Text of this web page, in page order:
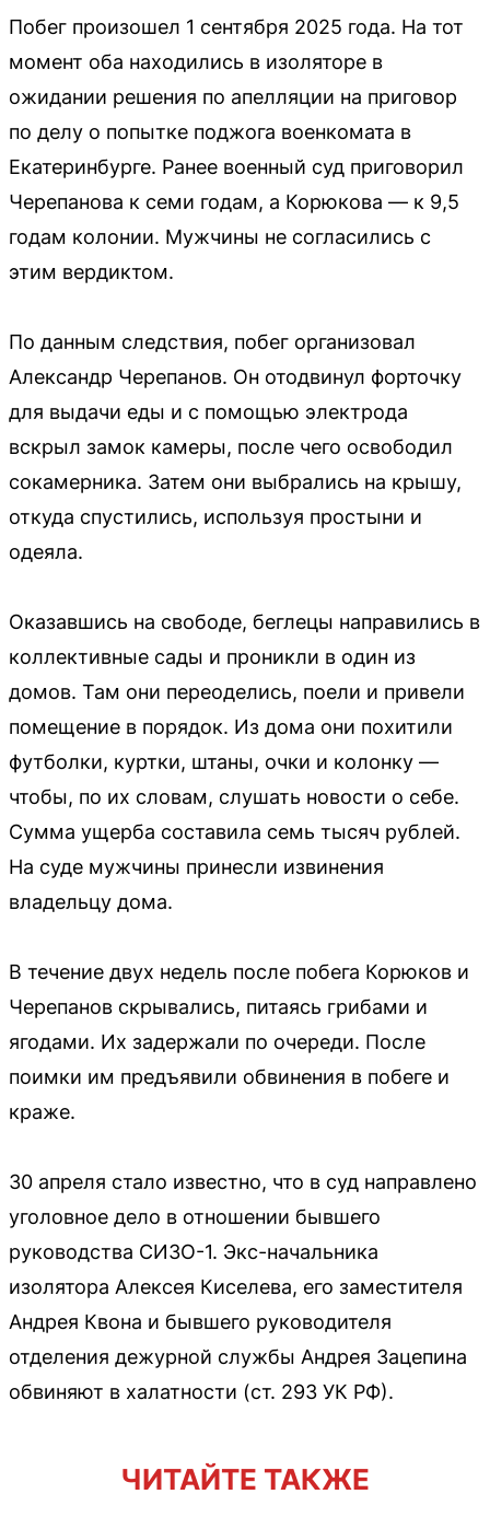
Побег произошел 1 сентября 2025 года. На тот
момент оба находились в изоляторе в
ожидании решения по апелляции на приговор
по делу о попытке поджога военкомата в
Екатеринбурге. Ранее военный суд приговорил
Черепанова к семи годам, а Корюкова — к 9,5
годам колонии. Мужчины не согласились с
этим вердиктом.
По данным следствия, побег организовал
Александр Черепанов. Он отодвинул форточку
для выдачи еды и с помощью электрода
вскрыл замок камеры, после чего освободил
сокамерника. Затем они выбрались на крышу,
откуда спустились, используя простыни и
одеяла.
Оказавшись на свободе, беглецы направились в
коллективные сады и проникли в один из
домов. Там они переоделись, поели и привели
помещение в порядок. Из дома они похитили
футболки, куртки, штаны, очки и колонку —
чтобы, по их словам, слушать новости о себе.
Сумма ущерба составила семь тысяч рублей.
На суде мужчины принесли извинения
владельцу дома.
В течение двух недель после побега Корюков и
Черепанов скрывались, питаясь грибами и
ягодами. Их задержали по очереди. После
поимки им предъявили обвинения в побеге и
краже.
30 апреля стало известно, что в суд направлено
уголовное дело в отношении бывшего
руководства СИЗО-1. Экс-начальника
изолятора Алексея Киселева, его заместителя
Андрея Квона и бывшего руководителя
отделения дежурной службы Андрея Зацепина
обвиняют в халатности (ст. 293 УК РФ).
ЧИТАЙТЕ ТАКЖЕ